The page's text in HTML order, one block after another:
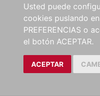
Usted puede
cookies puslando
PREFERENCIAS o
el botón ACEPTAR.
ACEPTAR